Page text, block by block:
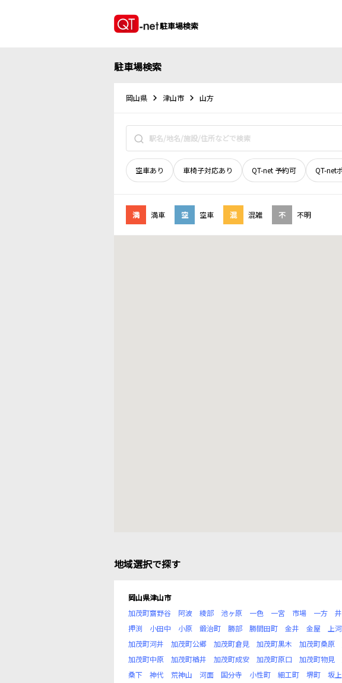
駐車場検索
駐車場検索
岡山県 津山市 山方
空車あり 車椅子対応あり QT-net 予約可 QT-net
満 満車 空 空車 混 混雑 不 不明
地域選択で探す
岡山県津山市
加茂町齋野谷
阿波 綾部 池ヶ原 一色 一宮 市場 一方
押渕
小田中 小原 鍛治町 勝部 勝間田町 金井 金屋 上
加茂町河井
加茂町公郷 加茂町倉見 加茂町黒木 加茂町桑原
加茂町中原
加茂町楢井 加茂町成安 加茂町原口 加茂町物見
桑下
神代 荒神山 河面 国分寺 小性町 細工町 堺町 坂上